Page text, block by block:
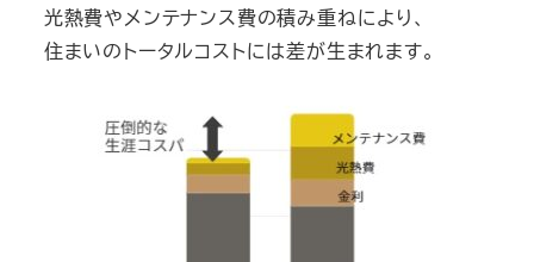
光熱費やメンテナンス費の積み重ねにより、
住まいのトータルコストには差が生まれます。